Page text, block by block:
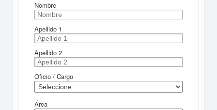
Nombre
Apellido 1
Apellido 2
Oficio / Cargo
Área